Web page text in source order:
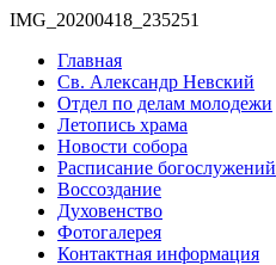
IMG_20200418_235251
Главная
Св. Александр Невский
Отдел по делам молодежи
Летопись храма
Новости собора
Расписание богослужений
Воссоздание
Духовенство
Фотогалерея
Контактная информация